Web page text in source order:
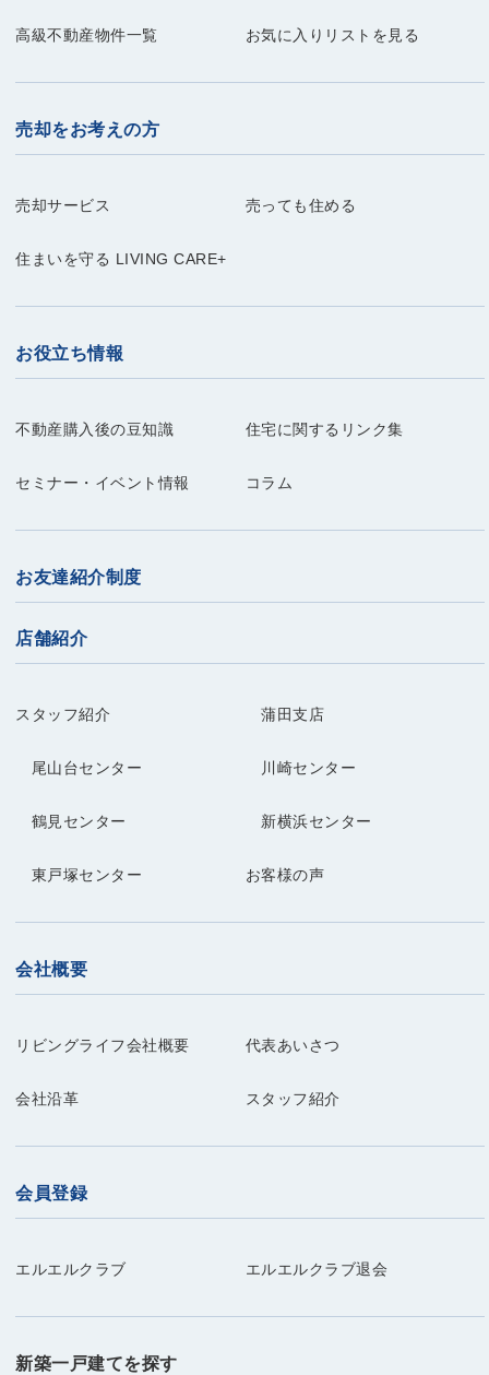
高級不動産物件一覧 お気に入りリストを見る
売却をお考えの方
売却サービス 売っても住める
住まいを守る LIVING CARE+
お役立ち情報
不動産購入後の豆知識 住宅に関するリンク集
セミナー・イベント情報 コラム
お友達紹介制度
店舗紹介
スタッフ紹介 蒲田支店
尾山台センター 川崎センター
鶴見センター 新横浜センター
東戸塚センター お客様の声
会社概要
リビングライフ会社概要 代表あいさつ
会社沿革 スタッフ紹介
会員登録
エルエルクラブ エルエルクラブ退会
新築一戸建てを探す